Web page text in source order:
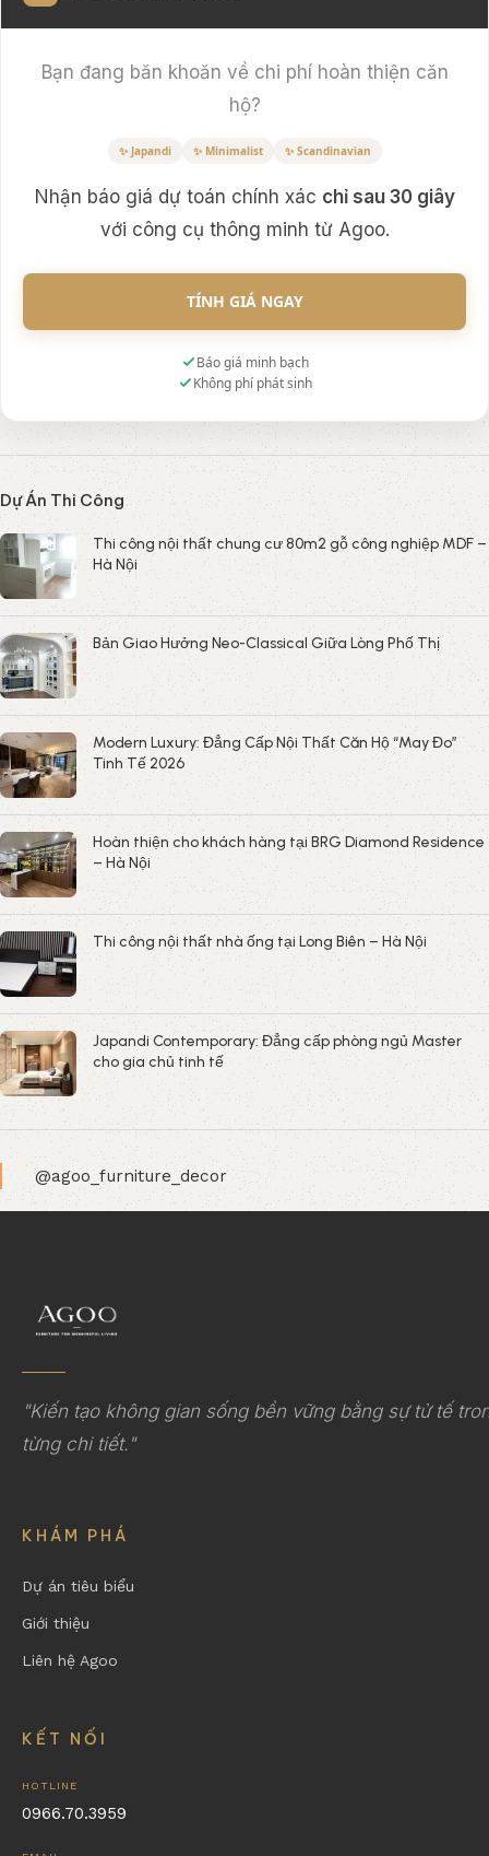
Bạn đang băn khoăn về chi phí hoàn thiện căn
hộ?
✨ Japandi ✨ Minimalist ✨ Scandinavian
Nhận báo giá dự toán chính xác chỉ sau 30 giây
với công cụ thông minh từ Agoo.
TÍNH GIÁ NGAY
Báo giá minh bạch
Không phí phát sinh
Dự Án Thi Công
Thi công nội thất chung cư 80m2 gỗ công nghiệp MDF –
Hà Nội
Bản Giao Hưởng Neo-Classical Giữa Lòng Phố Thị
Modern Luxury: Đẳng Cấp Nội Thất Căn Hộ “May Đo”
Tinh Tế 2026
Hoàn thiện cho khách hàng tại BRG Diamond Residence
– Hà Nội
Thi công nội thất nhà ống tại Long Biên – Hà Nội
Japandi Contemporary: Đẳng cấp phòng ngủ Master
cho gia chủ tinh tế
@agoo_furniture_decor
"Kiến tạo không gian sống bền vững bằng sự tử tế
từng chi tiết."
KHÁM PHÁ
Dự án tiêu biểu
Giới thiệu
Liên hệ Agoo
KẾT NỐI
HOTLINE
0966.70.3959